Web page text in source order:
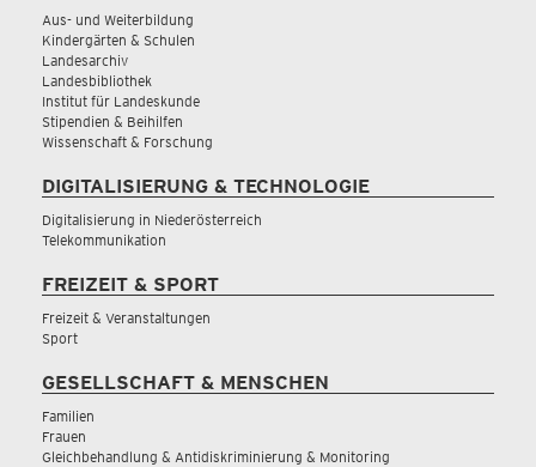
Aus- und Weiterbildung
Kindergärten & Schulen
Landesarchiv
Landesbibliothek
Institut für Landeskunde
Stipendien & Beihilfen
Wissenschaft & Forschung
DIGITALISIERUNG & TECHNOLOGIE
Digitalisierung in Niederösterreich
Telekommunikation
FREIZEIT & SPORT
Freizeit & Veranstaltungen
Sport
GESELLSCHAFT & MENSCHEN
Familien
Frauen
Gleichbehandlung & Antidiskriminierung & Monitoring